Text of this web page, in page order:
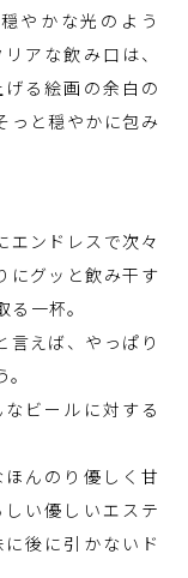
やかな光のよう
アな飲み口は、
る絵画の余白の
っと穏やかに包み
エンドレスで次々
にグッと飲み干す
一杯。
言えば、やっぱり
ビールに対する
んのり優しく甘
い優しいエステ
後に引かないド